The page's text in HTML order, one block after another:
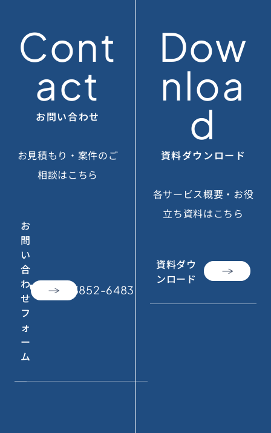
Cont
act
お問い合わせ
お見積もり・案件のご
相談はこちら
お
問
い
合
わ
せ
フ
ォ
ー
ム
call 050-3852-6483
Dow
nloa
d
資料ダウンロード
各サービス概要・お役
立ち資料はこちら
資料ダウ
ンロード